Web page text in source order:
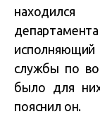
находился
службы по
было для
пояснил он.